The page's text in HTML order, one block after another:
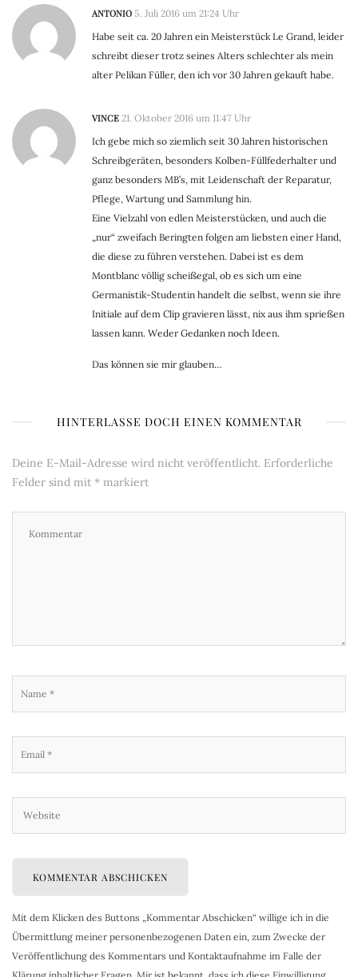
ANTONIO 5. Juli 2016 um 21:24 Uhr
Habe seit ca. 20 Jahren ein Meisterstück Le Grand, leider
schreibt dieser trotz seines Alters schlechter als mein
alter Pelikan Füller, den ich vor 30 Jahren gekauft habe.
VINCE 21. Oktober 2016 um 11:47 Uhr
Ich gebe mich so ziemlich seit 30 Jahren historischen
Schreibgeräten, besonders Kolben-Füllfederhalter und
ganz besonders MB’s, mit Leidenschaft der Reparatur,
Pflege, Wartung und Sammlung hin.
Eine Vielzahl von edlen Meisterstücken, und auch die
„nur“ zweifach Beringten folgen am liebsten einer Hand,
die diese zu führen verstehen. Dabei ist es dem
Montblanc völlig scheißegal, ob es sich um eine
Germanistik-Studentin handelt die selbst, wenn sie ihre
Initiale auf dem Clip gravieren lässt, nix aus ihm sprießen
lassen kann. Weder Gedanken noch Ideen.
Das können sie mir glauben…
HINTERLASSE DOCH EINEN KOMMENTAR
Deine E-Mail-Adresse wird nicht veröffentlicht. Erforderliche
Felder sind mit * markiert
Mit dem Klicken des Buttons „Kommentar Abschicken“ willige ich in die
Übermittlung meiner personenbezogenen Daten ein, zum Zwecke der
Veröffentlichung des Kommentars und Kontaktaufnahme im Falle der